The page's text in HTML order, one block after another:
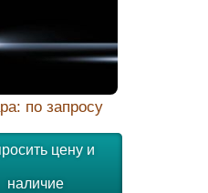
по запросу
цену и
наличие